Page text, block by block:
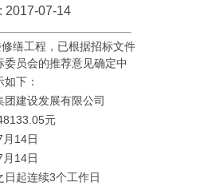
2017-07-14
缮工程，已根据招标文件
员会的推荐意见确定中
下：
建设发展有限公司
元
14日
14日
起连续3个工作日